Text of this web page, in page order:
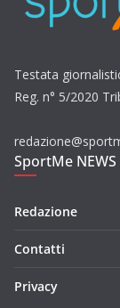
Testata
Reg. n° 5/2020
SportMe NEWS
Redazione
Contatti
Privacy